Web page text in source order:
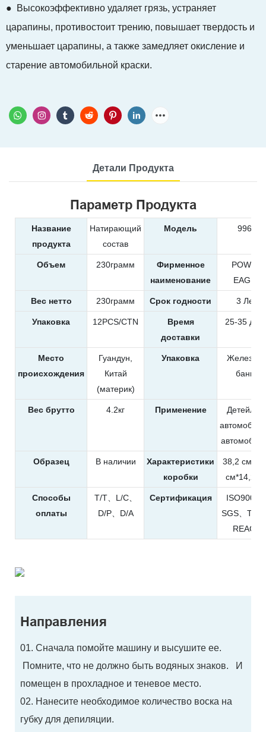
● Высокоэффективно удаляет грязь, устраняет
царапины, противостоит трению, повышает твердость и
уменьшает царапины, а также замедляет окисление и
старение автомобильной краски.
Детали Продукта
Параметр Продукта
Название
продукта
Натирающий
состав
Модель 9963
Объем 230грамм
Фирменное
наименование
POWER
EAGLE
Вес нетто 230грамм Срок годности 3 Лет
Упаковка 12PCS/CTN
Время
доставки
25-35
Место
происхождения
Гуандун,
Китай
(материк)
Упаковка
Железная
банка
Вес брутто 4.2кг Применение
Образец В наличии
Характеристики
коробки
38,2
см*14,2
Способы
оплаты
T/T、L/C、
D/P、D/A
Сертификация
ISO9001
SGS、TUV
REACH
Направления
01. Сначала помойте машину и высушите ее.
Помните, что не должно быть водяных знаков. И
помещен в прохладное и теневое место.
02. Нанесите необходимое количество воска на
губку для депиляции.